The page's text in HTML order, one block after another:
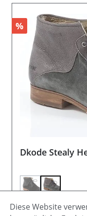
%
Dkode Stealy
(Diese Option ist
Regulärer
Diese Website